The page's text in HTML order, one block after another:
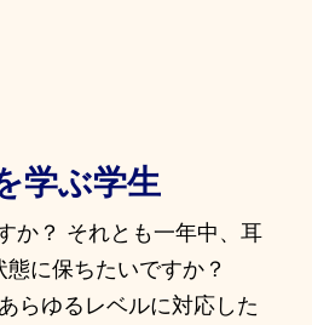
学ぶ学生
か？ それとも一年中、耳
に保ちたいですか？
らゆるレベルに対応した